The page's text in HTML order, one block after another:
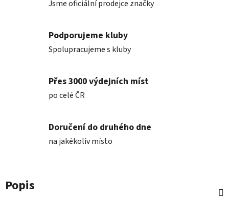
Jsme oficiální prodejce značky
Podporujeme kluby
Spolupracujeme s kluby
Přes 3000 výdejních míst
po celé ČR
Doručení do druhého dne
na jakékoliv místo
Popis